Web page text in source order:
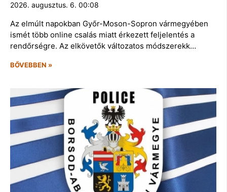
2026. augusztus. 6. 00:08
Az elmúlt napokban Győr-Moson-Sopron vármegyében
ismét több online csalás miatt érkezett feljelentés a
rendőrségre. Az elkövetők változatos módszerekk…
BŐVEBBEN »